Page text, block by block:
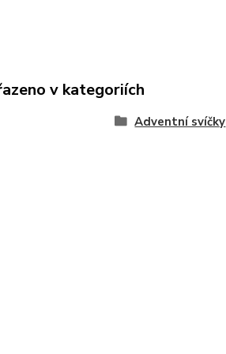
v kategoriích
Adventní svíčky